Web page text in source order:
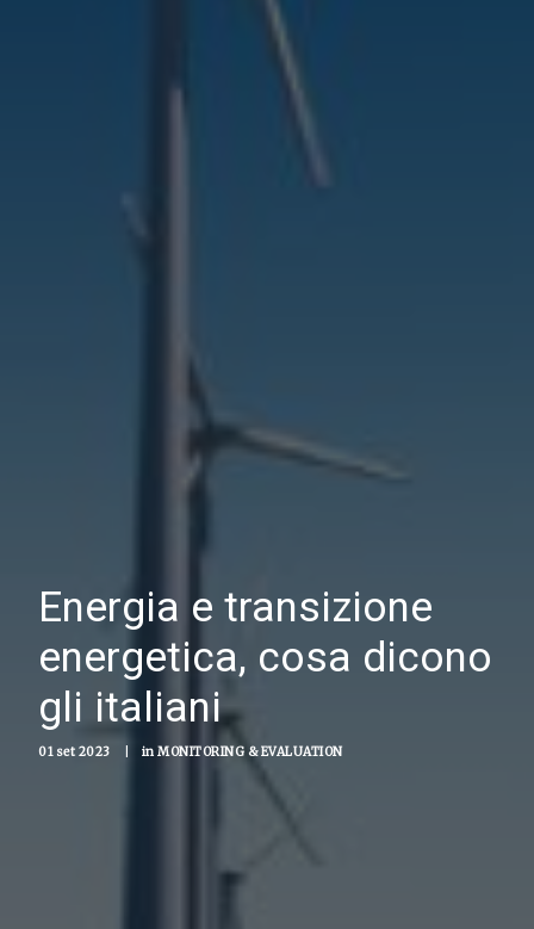
Energia e transizione
energetica, cosa dicono
gli italiani
01 set 2023 in MONITORING & EVALUATION